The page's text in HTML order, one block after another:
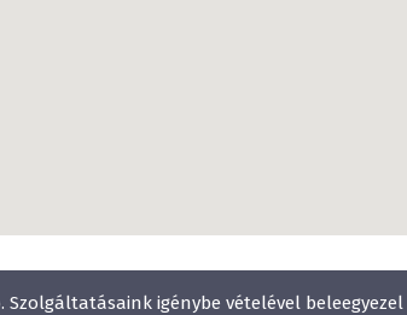
igénybe vételével